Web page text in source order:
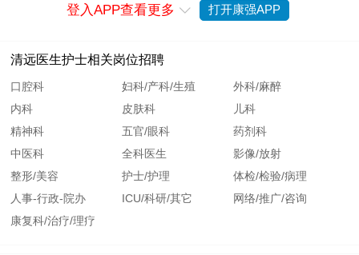
登入APP查看更多  打开康强APP
清远医生护士相关岗位招聘
口腔科 妇科/产科/生殖
外科/麻醉
内科
皮肤科
儿科
精神科
五官/眼科
药剂科
中医科
全科医生
影像/放射
整形/美容
护士/护理
体检/检验/病理
人事-行政-院办
ICU/科研/其它
网络/推广/咨询
康复科/治疗/理疗